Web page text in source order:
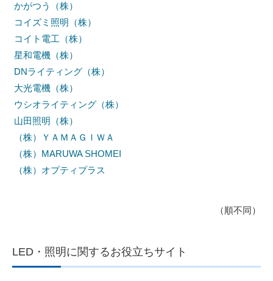
かがつう（株）
コイズミ照明（株）
コイト電工（株）
星和電機（株）
DNライティング（株）
大光電機（株）
ウシオライティング（株）
山田照明（株）
（株）ＹＡＭＡＧＩＷＡ
（株）MARUWA SHOMEI
（株）オプティプラス
（順不同）
LED・照明に関するお役立ちサイト